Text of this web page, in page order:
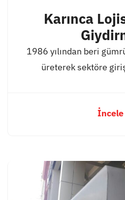
Karınca
1986 yılından beri
üreterek sektöre
İncele